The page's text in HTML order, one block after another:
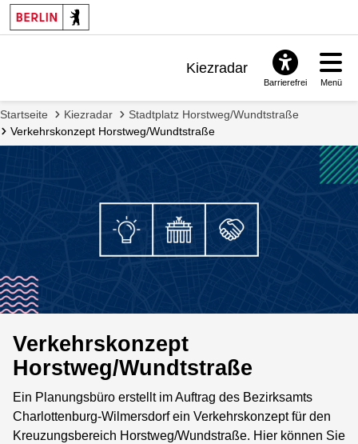
Kiezradar
FAQ & Support
Barrierefrei Menü
Startseite Kiezradar
Stadtplatz Horstweg/Wundtstraße
Verkehrskonzept Horstweg/Wundtstraße
Verkehrskonzept
Horstweg/Wundtstraße
Ein Planungsbüro erstellt im Auftrag des Bezirksamts
Charlottenburg-Wilmersdorf ein Verkehrskonzept für den
Kreuzungsbereich Horstweg/Wundstraße. Hier können Sie